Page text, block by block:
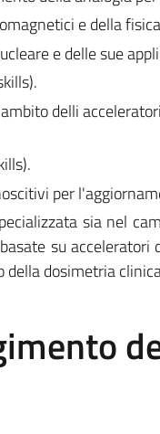
e della
e delle sue
delli
per
sia nel
su
della dosimetria